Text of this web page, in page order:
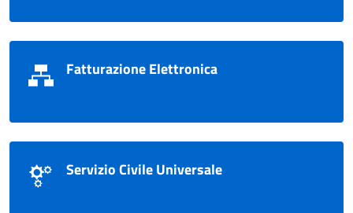
Fatturazione Elettronica
Servizio Civile Universale